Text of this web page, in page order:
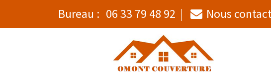
Bureau : 06 33 79 48 92 Nous